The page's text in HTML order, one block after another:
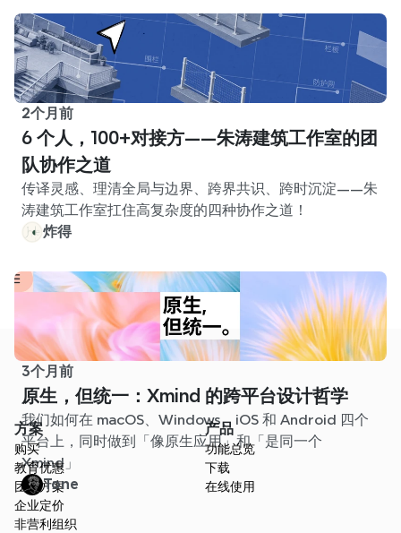
2个月前
6 个人，100+对接方——朱涛建筑工作室的团
队协作之道
传译灵感、理清全局与边界、跨界共识、跨时沉淀——朱
涛建筑工作室扛住高复杂度的四种协作之道！
炸得
3个月前
原生，但统一：Xmind 的跨平台设计哲学
我们如何在 macOS、Windows、iOS 和 Android 四个
平台上，同时做到「像原生应用」和「是同一个
Xmind」
Tone
方案
购买
教育优惠
团队方案
企业定价
非营利组织
产品
功能总览
下载
在线使用